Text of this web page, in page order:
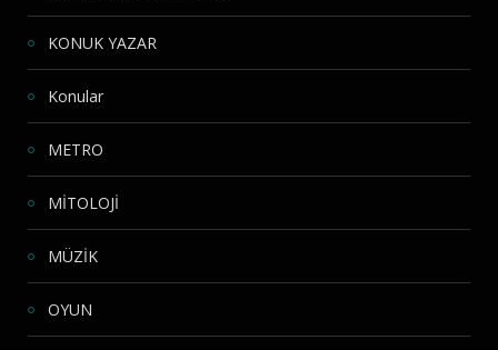
KONUK YAZAR
Konular
METRO
MİTOLOJİ
MÜZİK
OYUN